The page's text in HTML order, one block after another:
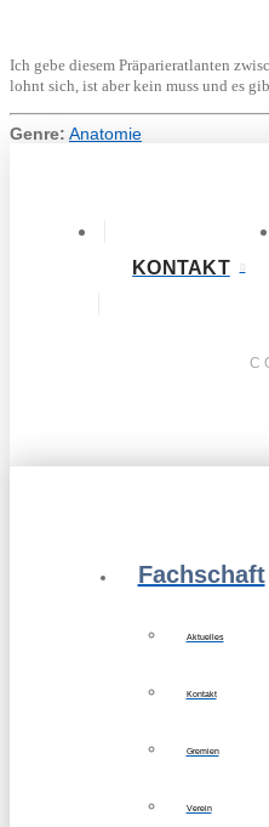
Ich gebe diesem Präparieratlanten
lohnt sich, ist aber kein muss und es
Genre: Anatomie
KONTAKT
Fachschaft
Aktuelles
Kontakt
Gremien
Verein